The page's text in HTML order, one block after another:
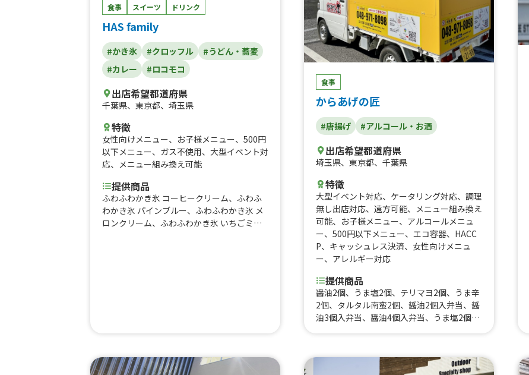
食事 スイーツ ドリンク
HAS family
#かき氷 #クロッフル
#うどん・蕎麦
#カレー
#ロコモコ
出店希望都道府県
千葉県、 東京都、 埼玉県
特徴
女性向けメニュー、 お子様メニュー、 500円
以下メニュー、 ガス不使用、 大型イベント対
応、 メニュー組み換え可能
提供商品
ふわふわかき氷 コーヒークリーム、ふわふ
わかき氷 パインブルー、ふわふわかき氷 メ
ロンクリーム、ふわふわかき氷 いちごミル
ウル 、ロコモコ丼1000、季節のお野菜のス
ープカレーio、牛すじカレー、フローズンパ
食事
からあげの匠
#唐揚げ #アルコール・お酒
出店希望都道府県
埼玉県、 東京都、 千葉県
特徴
大型イベント対応、 ケータリング対応、 調理
無し出店対応、 遠方可能、 メニュー組み換え
可能、 お子様メニュー、 アルコールメニュ
ー、 500円以下メニュー、 エコ容器、 HACC
P、 キャッシュレス決済、 女性向けメニュ
ー、 アレルギー対応
提供商品
醤油2個、うま塩2個、テリマヨ2個、うま辛
2個、タルタル南蛮2個、醤油2個入弁当、醤
油3個入弁当、醤油4個入弁当、うま塩2個入
うま辛4個入弁当、テリマヨ2個入弁当、テ
リマヨ3個入弁当、テリマヨ4個入弁当、タ